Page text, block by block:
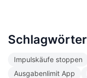
Schlagwörter
Impulskäufe stoppen
Ausgabenlimit App